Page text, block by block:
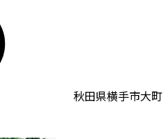
秋田県横手市大町